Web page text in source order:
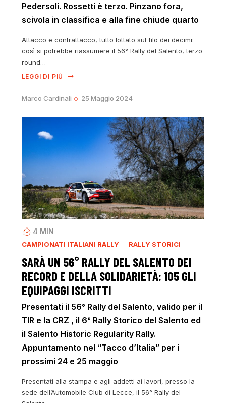
Pedersoli. Rossetti è terzo. Pinzano fora,
scivola in classifica e alla fine chiude quarto
Attacco e contrattacco, tutto lottato sul filo dei decimi:
così si potrebbe riassumere il 56° Rally del Salento, terzo
round…
LEGGI DI PIÙ
Marco Cardinali 25 Maggio 2024
4 MIN
CAMPIONATI ITALIANI RALLY RALLY STORICI
SARÀ UN 56° RALLY DEL SALENTO DEI
RECORD E DELLA SOLIDARIETÀ: 105 GLI
EQUIPAGGI ISCRITTI
Presentati il 56° Rally del Salento, valido per il
TIR e la CRZ , il 6° Rally Storico del Salento ed
il Salento Historic Regularity Rally.
Appuntamento nel “Tacco d’Italia” per i
prossimi 24 e 25 maggio
Presentati alla stampa e agli addetti ai lavori, presso la
sede dell’Automobile Club di Lecce, il 56° Rally del